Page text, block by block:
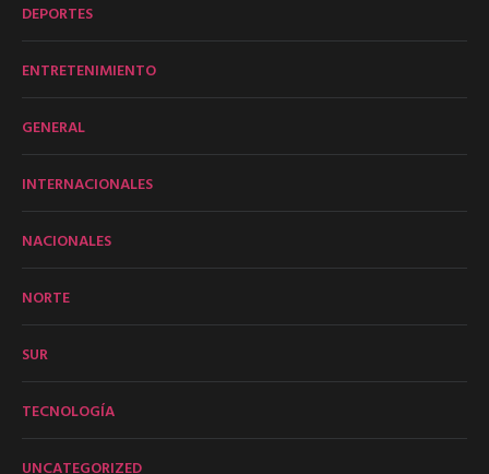
DEPORTES
ENTRETENIMIENTO
GENERAL
INTERNACIONALES
NACIONALES
NORTE
SUR
TECNOLOGÍA
UNCATEGORIZED